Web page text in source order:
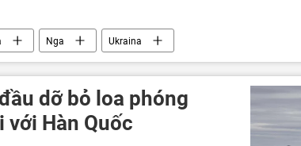
Nga
Ukraina
Emmanuel Macron Sergey Lavrov
Anh
phương Tây Châu Âu Báo chí thế giới
dỡ bỏ loa phóng
Hàn Quốc